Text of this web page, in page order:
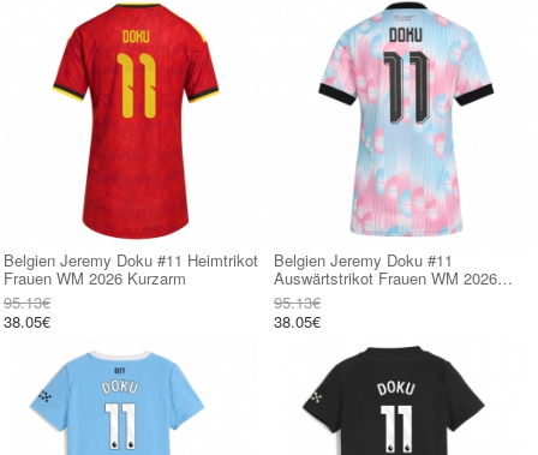
Belgien Jeremy Doku #11 Heimtrikot
Frauen WM 2026 Kurzarm
95.13€
38.05€
Belgien Jeremy Doku #11
Auswärtstrikot Frauen WM 2026
Kurzarm
95.13€
38.05€